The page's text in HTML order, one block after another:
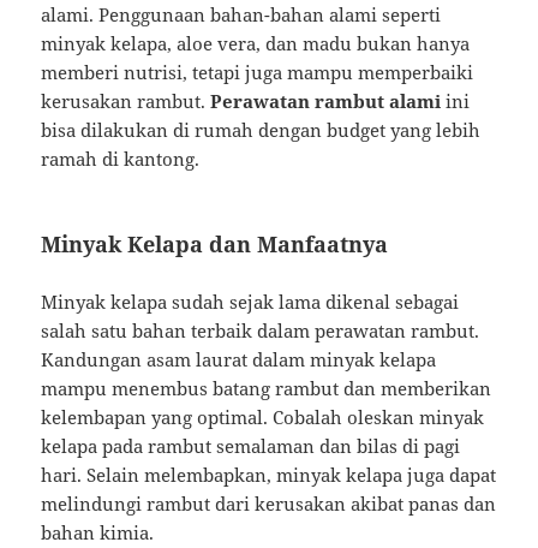
alami. Penggunaan bahan-bahan alami seperti
minyak kelapa, aloe vera, dan madu bukan hanya
memberi nutrisi, tetapi juga mampu memperbaiki
kerusakan rambut.Perawatan rambut alami ini
bisa dilakukan di rumah dengan budget yang lebih
ramah di kantong.
Minyak Kelapa dan Manfaatnya
Minyak kelapa sudah sejak lama dikenal sebagai
salah satu bahan terbaik dalam perawatan rambut.
Kandungan asam laurat dalam minyak kelapa
mampu menembus batang rambut dan memberikan
kelembapan yang optimal. Cobalah oleskan minyak
kelapa pada rambut semalaman dan bilas di pagi
hari. Selain melembapkan, minyak kelapa juga dapat
melindungi rambut dari kerusakan akibat panas dan
bahan kimia.